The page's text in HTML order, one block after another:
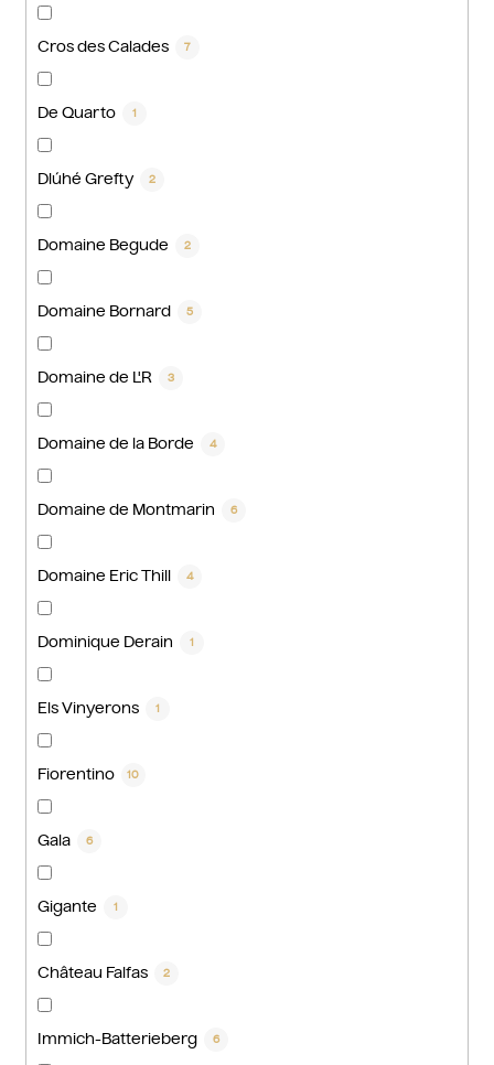
Cros des Calades 7
De Quarto 1
Dlúhé Grefty 2
Domaine Begude 2
Domaine Bornard 5
Domaine de L'R 3
Domaine de la Borde 4
Domaine de Montmarin 6
Domaine Eric Thill 4
Dominique Derain 1
Els Vinyerons 1
Fiorentino 10
Gala 6
Gigante 1
Château Falfas 2
Immich-Batterieberg 6